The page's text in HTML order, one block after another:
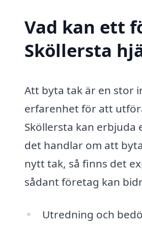
Vad kan ett
Sköllersta
Att byta tak är en stor
erfarenhet för att
Sköllersta kan erbjuda
det handlar om att
nytt tak, så finns det
sådant företag kan
Utredning och